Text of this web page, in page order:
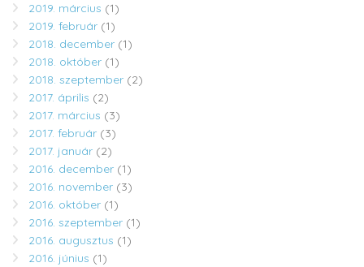
2019. március (1)
2019. február (1)
2018. december (1)
2018. október (1)
2018. szeptember (2)
2017. április (2)
2017. március (3)
2017. február (3)
2017. január (2)
2016. december (1)
2016. november (3)
2016. október (1)
2016. szeptember (1)
2016. augusztus (1)
2016. június (1)